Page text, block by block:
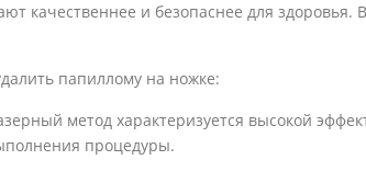
качественнее и безопаснее для
папиллому на ножке:
метод характеризуется высокой
процедуры.